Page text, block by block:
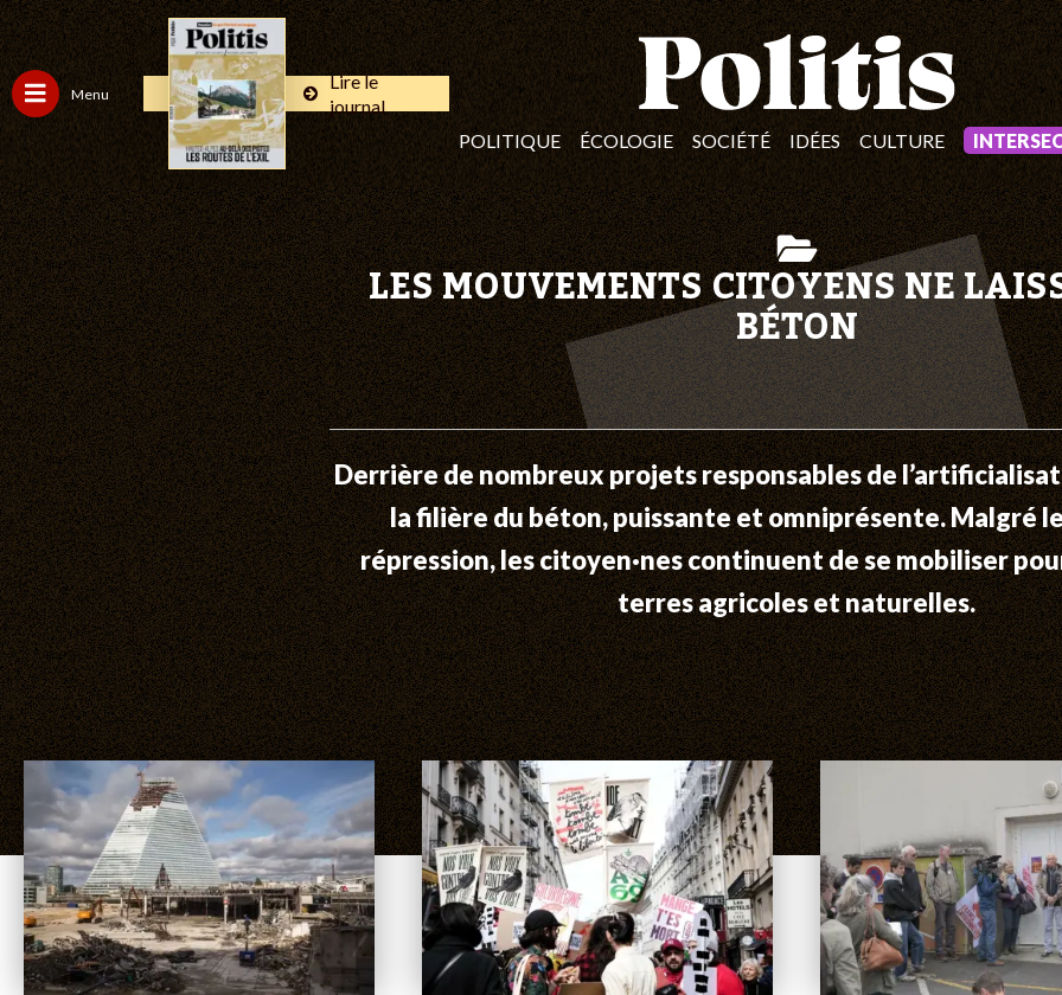
Menu
Lire le
journal
POLITIQUE
ÉCOLOGIE SOCIÉTÉ IDÉES CULTURE
LES MOUVEMENTS CITOYENS NE
BÉTON
Derrière de nombreux projets responsables de
la filière du béton, puissante et omniprésente. Malgré
répression, les citoyen·nes continuent de se mobiliser
terres agricoles et naturelles.